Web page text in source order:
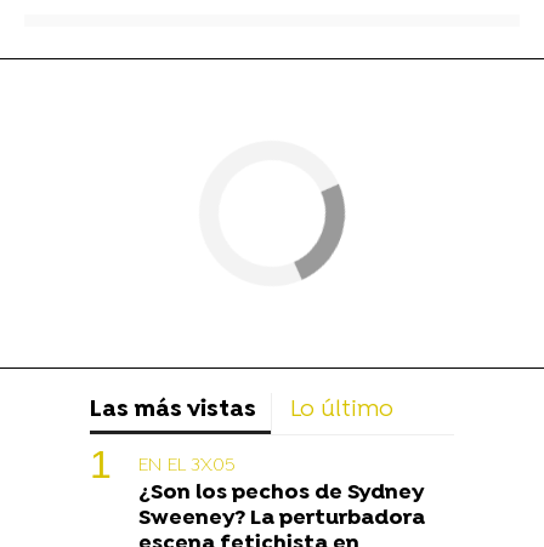
Las más vistas Lo último
EN EL 3X05
¿Son los pechos de Sydney
Sweeney? La perturbadora